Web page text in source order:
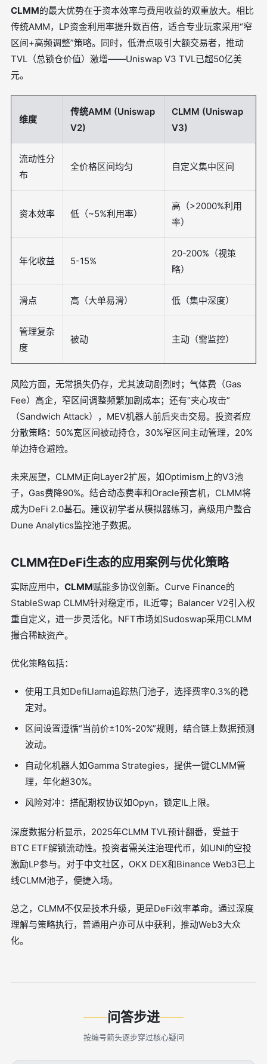
CLMM的最大优势在于资本效率与费用收益的双重放大。相比
传统AMM，LP资金利用率提升数百倍，适合专业玩家采用“窄
区间+高频调整”策略。同时，低滑点吸引大额交易者，推动
TVL（总锁仓价值）激增——Uniswap V3 TVL已超50亿美
元。
维度
传统AMM (Uniswap
V2)
CLMM (Uniswap
V3)
流动性分
布
全价格区间均匀 自定义集中区间
资本效率 低（~5%利用率）
高（>2000%利用
率）
年化收益 5-15%
20-200%（视策
略）
滑点 高（大单易滑） 低（集中深度）
管理复杂
度
被动 主动（需监控）
风险方面，无常损失仍存，尤其波动剧烈时；气体费（Gas
Fee）高企，窄区间调整频繁加剧成本；还有“夹心攻击”
（Sandwich Attack），MEV机器人前后夹击交易。投资者应
分散策略：50%宽区间被动持仓，30%窄区间主动管理，20%
单边持仓避险。
未来展望，CLMM正向Layer2扩展，如Optimism上的V3池
子，Gas费降90%。结合动态费率和Oracle预言机，CLMM将
成为DeFi 2.0基石。建议初学者从模拟器练习，高级用户整合
Dune Analytics监控池子数据。
CLMM在DeFi生态的应用案例与优化策略
实际应用中， CLMM赋能多协议创新。Curve Finance的
StableSwap CLMM针对稳定币，IL近零；Balancer V2引入权
重自定义，进一步灵活化。NFT市场如Sudoswap采用CLMM
撮合稀缺资产。
优化策略包括：
使用工具如DefiLlama追踪热门池子，选择费率0.3%的稳
定对。
区间设置遵循“当前价±10%-20%”规则，结合链上数据预测
波动。
自动化机器人如Gamma Strategies，提供一键CLMM管
理，年化超30%。
风险对冲：搭配期权协议如Opyn，锁定IL上限。
深度数据分析显示，2025年CLMM TVL预计翻番，受益于
BTC ETF解锁流动性。投资者需关注治理代币，如UNI的空投
激励LP参与。对于中文社区，OKX DEX和Binance Web3已上
线CLMM池子，便捷入场。
总之，CLMM不仅是技术升级，更是DeFi效率革命。通过深度
理解与策略执行，普通用户亦可从中获利，推动Web3大众
化。
问答步进
按编号箭头逐步穿过核心疑问